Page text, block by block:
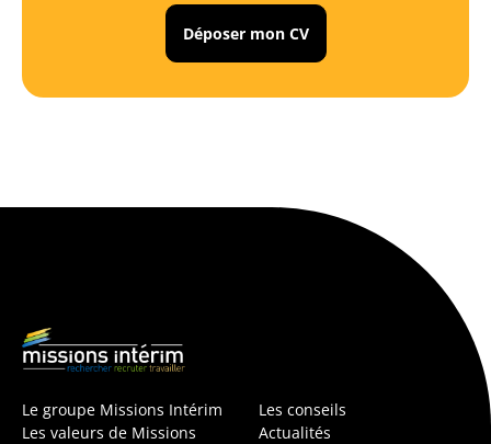
Déposer mon CV
Le groupe Missions Intérim
Les valeurs de Missions
Les conseils
Actualités